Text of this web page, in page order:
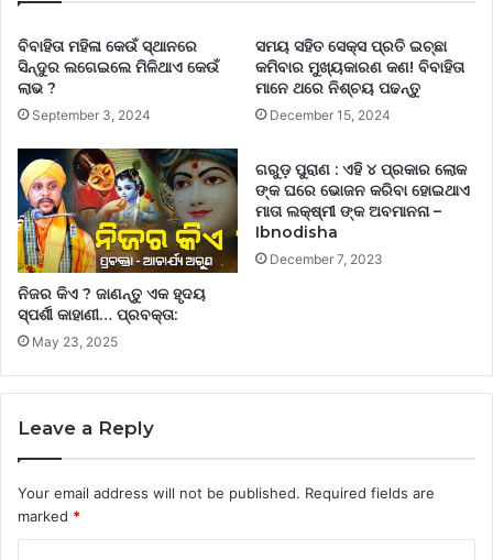
ବିବାହିତା ମହିଳା କେଉଁ ସ୍ଥାନରେ
ସିନ୍ଦୁର ଲଗେଇଲେ ମିଳିଥାଏ କେଉଁ
ଲାଭ ?
September 3, 2024
ସମୟ ସହିତ ସେକ୍ସ ପ୍ରତି ଇଚ୍ଛା
କମିବାର ମୁଖ୍ୟକାରଣ କଣ! ବିବାହିତା
ମାନେ ଥରେ ନିଶ୍ଚୟ ପଢନ୍ତୁ
December 15, 2024
ନିଜର କିଏ ? ଜାଣନ୍ତୁ ଏକ ହୃଦୟ
ସ୍ପର୍ଶୀ କାହାଣୀ… ପ୍ରବକ୍ତା:
May 23, 2025
ଗରୁଡ଼ ପୁରାଣ : ଏହି ୪ ପ୍ରକାର ଲୋକ
ଙ୍କ ଘରେ ଭୋଜନ କରିବା ହୋଇଥାଏ
ମାତା ଲକ୍ଷ୍ମୀ ଙ୍କ ଅବମାନନା –
Ibnodisha
December 7, 2023
Leave a Reply
Your email address will not be published. Required fields are
marked *